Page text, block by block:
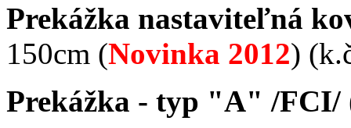
Prekážka nastaviteľná
150cm (Novinka 2012)
Prekážka - typ "A" /FCI/